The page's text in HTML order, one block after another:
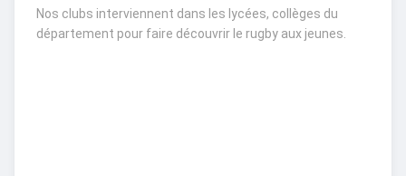
Nos clubs interviennent dans les lycées, collèges du
département pour faire découvrir le rugby aux jeunes.